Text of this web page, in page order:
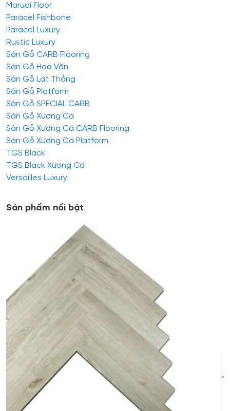
Marudi Floor
Paracel Fishbone
Paracel Luxury
Rustic Luxury
Sàn Gỗ CARB Flooring
Sàn Gỗ Hoa Văn
Sàn Gỗ Lát Thẳng
Sàn Gỗ Platform
Sàn Gỗ SPECIAL CARB
Sàn Gỗ Xương Cá
Sàn Gỗ Xương Cá CARB Flooring
Sàn Gỗ Xương Cá Platform
TGS Black
TGS Black Xương Cá
Versailles Luxury
Sản phẩm nổi bật